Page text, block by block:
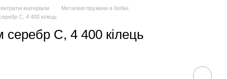
матеріали
Металеві пружини в бобіні
С, 4 400 кілець
серебр С, 4 400 кілець